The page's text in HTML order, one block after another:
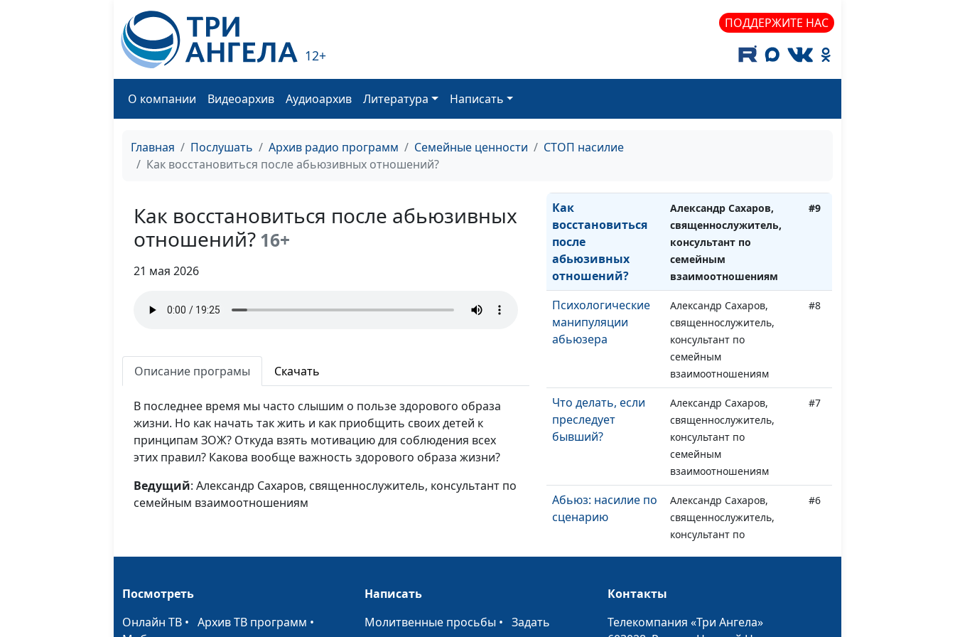
12+
ПОДДЕРЖИТЕ НАС
О компании Видеоархив Аудиоархив Литература Написать
Главная Послушать Архив радио программ Семейные ценности
СТОП насилие
Как восстановиться после абьюзивных отношений?
Как восстановиться после абьюзивных
отношений? 16+
21 мая 2026
Описание програмы Скачать
В последнее время мы часто слышим о пользе здорового образа
жизни. Но как начать так жить и как приобщить своих детей к
принципам ЗОЖ? Откуда взять мотивацию для соблюдения всех
этих правил? Какова вообще важность здорового образа жизни?
Ведущий: Александр Сахаров, священнослужитель, консультант по
семейным взаимоотношениям
Александр Сахаров,
священнослужитель,
консультант по
взаимоотношениям
#11
эмоции и
Как
восстановиться
после
абьюзивных
отношений?
Александр Сахаров,
священнослужитель,
консультант по
семейным
взаимоотношениям
#9
Психологические
манипуляции
абьюзера
Александр Сахаров,
священнослужитель,
консультант по
семейным
взаимоотношениям
#8
Что делать, если
преследует
бывший?
Александр Сахаров,
священнослужитель,
консультант по
семейным
взаимоотношениям
#7
Абьюз: насилие по
сценарию
Александр Сахаров,
священнослужитель,
консультант по
#6
отношений с
абьюзером
священнослужитель,
консультант по
Посмотреть
Онлайн ТВ • Архив ТВ программ •
Написать
Молитвенные просьбы •Задать
Контакты
Телекомпания «Три Ангела»